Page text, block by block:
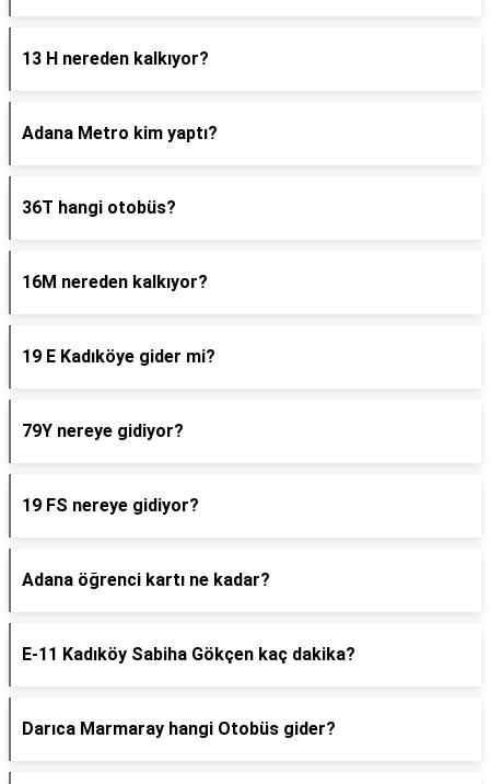
13 H nereden kalkıyor?
Adana Metro kim yaptı?
36T hangi otobüs?
16M nereden kalkıyor?
19 E Kadıköye gider mi?
79Y nereye gidiyor?
19 FS nereye gidiyor?
Adana öğrenci kartı ne kadar?
E-11 Kadıköy Sabiha Gökçen kaç dakika?
Darıca Marmaray hangi Otobüs gider?